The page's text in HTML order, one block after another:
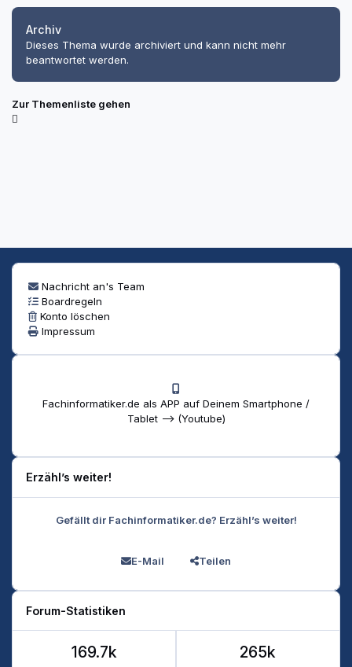
Archiv
Dieses Thema wurde archiviert und kann nicht mehr
beantwortet werden.
Zur Themenliste gehen
Nachricht an's Team
Boardregeln
Konto löschen
Impressum
Fachinformatiker.de als APP auf Deinem Smartphone /
Tablet --> (Youtube)
Erzähl’s weiter!
Gefällt dir Fachinformatiker.de? Erzähl’s weiter!
E-Mail Teilen
Forum-Statistiken
169.7k 265k